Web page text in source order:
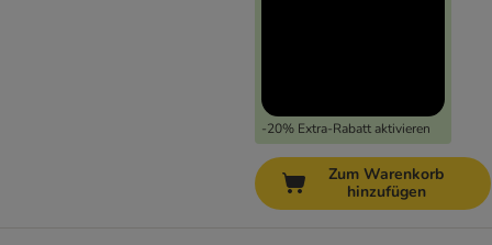
-20% Extra-Rabatt aktivieren
Zum Warenkorb
hinzufügen